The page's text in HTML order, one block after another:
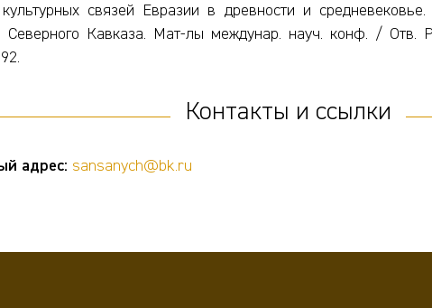
связей Евразии в древности и
Северного Кавказа. Мат-лы междунар. науч. конф. / Отв.
Контакты и ссылки
адрес: sansanych@bk.ru